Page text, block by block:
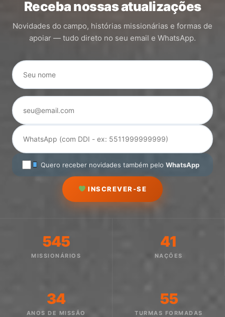
Receba nossas atualizações
Novidades do campo, histórias missionárias e formas de
apoiar — tudo direto no seu email e WhatsApp.
Quero receber novidades também pelo WhatsApp
INSCREVER-SE
545
MISSIONÁRIOS
41
NAÇÕES
34
ANOS DE MISSÃO
55
TURMAS FORMADAS